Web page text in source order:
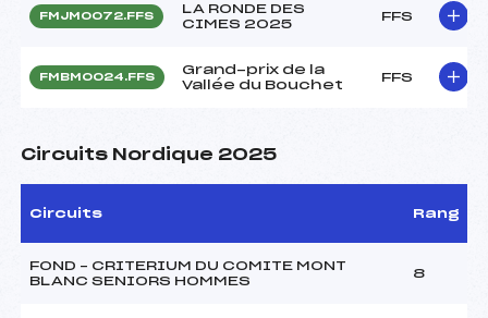
FMJM0072.FFS
LA RONDE DES
CIMES 2025
FFS
FMBM0024.FFS
Grand-prix de la
Vallée du Bouchet
FFS
Circuits Nordique 2025
Circuits Rang
FOND – CRITERIUM DU COMITE MONT
BLANC SENIORS HOMMES
8